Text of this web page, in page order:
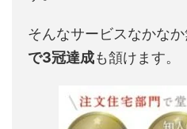
そんなサービスなかな
で3冠達成も頷けます。